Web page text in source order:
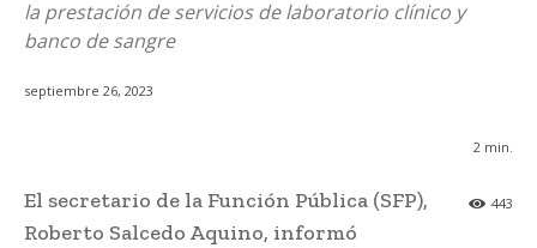
la prestación de servicios de laboratorio clínico y
banco de sangre
septiembre 26, 2023
2 min.
443
El secretario de la Función Pública (SFP),
Roberto Salcedo Aquino, informó